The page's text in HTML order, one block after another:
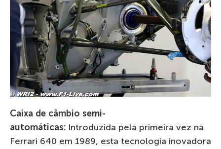
Caixa de câmbio semi-
automáticas: Introduzida pela primeira vez na
Ferrari 640 em 1989, esta tecnologia inovadora